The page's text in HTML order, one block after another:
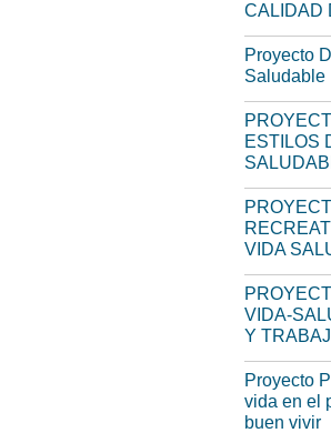
CALIDAD
Proyecto
Saludable
ESTILOS
VIDA
VIDA-
Y
Proyecto
vida en el
buen vivir